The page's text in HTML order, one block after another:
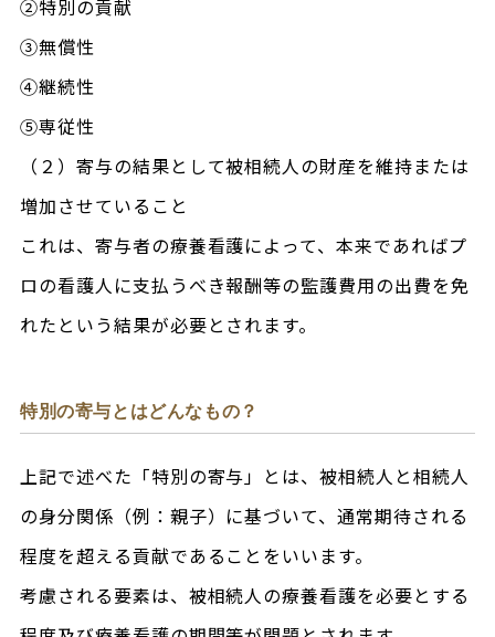
②特別の貢献
③無償性
④継続性
⑤専従性
（２）寄与の結果として被相続人の財産を維持または
増加させていること
これは、寄与者の療養看護によって、本来であればプ
ロの看護人に支払うべき報酬等の監護費用の出費を免
れたという結果が必要とされます。
特別の寄与とはどんなもの？
上記で述べた「特別の寄与」とは、被相続人と相続人
の身分関係（例：親子）に基づいて、通常期待される
程度を超える貢献であることをいいます。
考慮される要素は、被相続人の療養看護を必要とする